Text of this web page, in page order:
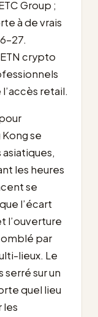
Group ;
à de vrais
27.
crypto
retail.
se
les heures
se
l’écart
l’ouverture
par
lieux. Le
serré sur un
quel lieu
les